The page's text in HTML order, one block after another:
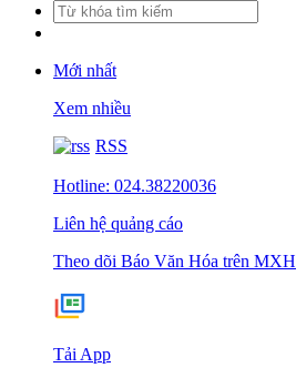
Mới nhất
Xem nhiều
RSS
Hotline: 024.38220036
Liên hệ quảng cáo
Theo dõi Báo Văn Hóa trên MXH
Tải App